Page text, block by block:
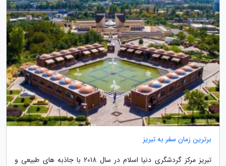
برترین زمان سفر به تبریز
تبریز مرکز گردشگری دنیا اسلام در سال 2018 با جاذبه های طبیعی و